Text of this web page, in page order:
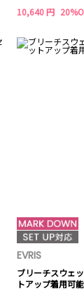
10,640 円
EVRIS
ブリーチスウェ
トアップ着用可能